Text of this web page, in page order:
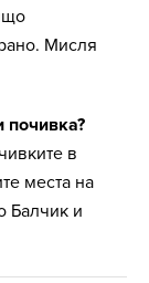
Мисля
почивка?
в
места на
Балчик и